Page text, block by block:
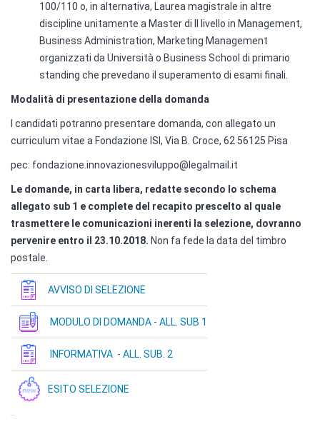
100/110 o, in alternativa, Laurea magistrale in altre
discipline unitamente a Master di II livello in Management,
Business Administration, Marketing Management
organizzati da Università o Business School di primario
standing che prevedano il superamento di esami finali.
Modalità di presentazione della domanda
I candidati potranno presentare domanda, con allegato un
curriculum vitae a Fondazione ISI, Via B. Croce, 62 56125 Pisa
pec: fondazione.innovazionesviluppo@legalmail.it
Le domande, in carta libera, redatte secondo lo schema
allegato sub 1 e complete del recapito prescelto al quale
trasmettere le comunicazioni inerenti la selezione, dovranno
pervenire entro il 23.10.2018. Non fa fede la data del timbro
postale.
AVVISO DI SELEZIONE
MODULO DI DOMANDA - ALL. SUB 1
INFORMATIVA - ALL. SUB. 2
ESITO SELEZIONE